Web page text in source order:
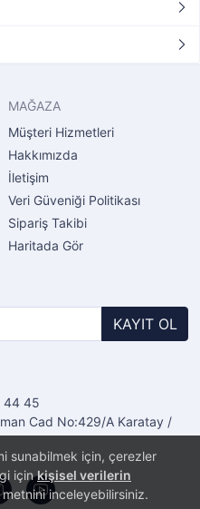
sunabilmek için, çerezler
içinkişisel verilerin
metnini inceleyebilirsiniz.
MAĞAZA
Müşteri Hizmetleri
Hakkımızda
İletişim
Veri Güveniği Politikası
Sipariş Takibi
Haritada Gör
KAYIT OL
44 45
Cad No:429/A Karatay /